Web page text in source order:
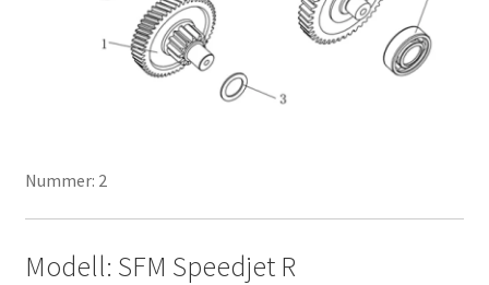
Nummer: 2
Modell: SFM Speedjet R